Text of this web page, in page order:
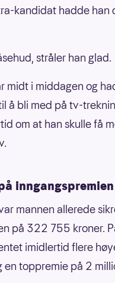
kandidat hadde han
stråler han glad.
midt i middagen og
å bli med på tv-
om at han skulle få
inngangspremien
mannen allerede
på 322 755 kroner.
imidlertid flere
en toppremie på 2